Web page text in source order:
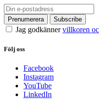
Jag godkännervillkoren
Följ oss
Facebook
Instagram
YouTube
LinkedIn